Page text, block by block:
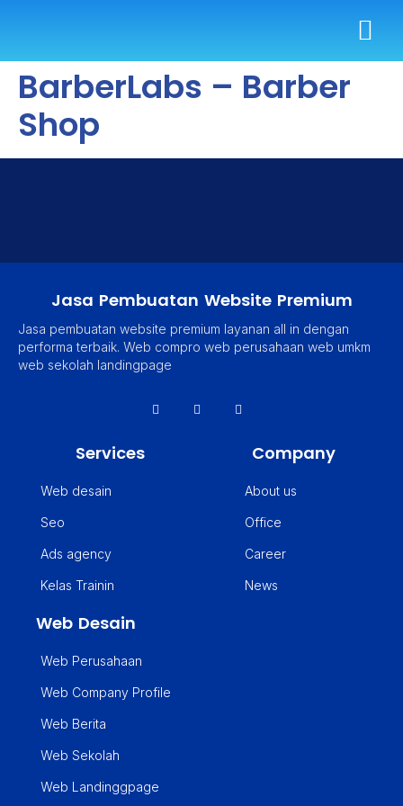
BarberLabs – Barber
Shop
Jasa Pembuatan Website Premium
Jasa pembuatan website premium layanan all in dengan
performa terbaik. Web compro web perusahaan web umkm
web sekolah landingpage
Services
Web desain
Seo
Ads agency
Kelas Trainin
Company
About us
Office
Career
News
Web Desain
Web Perusahaan
Web Company Profile
Web Berita
Web Sekolah
Web Landinggpage